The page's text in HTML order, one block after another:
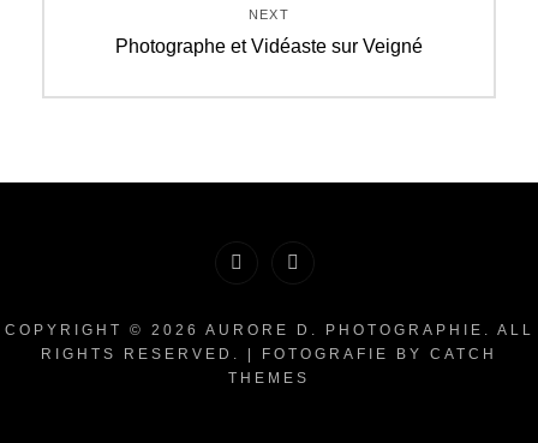
NEXT
Next
Photographe et Vidéaste sur Veigné
COPYRIGHT © 2026 AURORE D. PHOTOGRAPHIE . ALL
RIGHTS RESERVED. | FOTOGRAFIE BY CATCH
THEMES